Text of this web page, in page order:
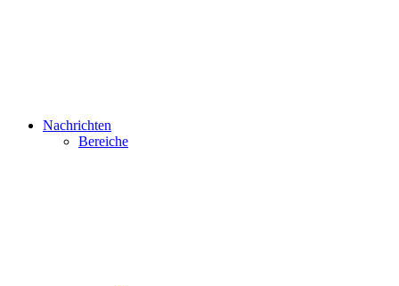
Nachrichten
Bereiche